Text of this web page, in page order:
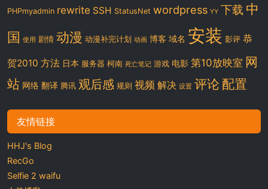
PHPmyadmin rewrite SSH StatusNet wordpress YY 下载 中
国 使用 剧情 动漫 动漫补完计划 动画 博客 域名 安装 影评 恭
贺2010 方法 日本 服务器 柯南 死亡笔记 游戏 电影 第10放映室 网
站 网络 翻译 腾讯 观后感 规则 视频 解决 设置 评论 配置
友情链接
HHJ's Blog
RecGo
Selfie 2 waifu